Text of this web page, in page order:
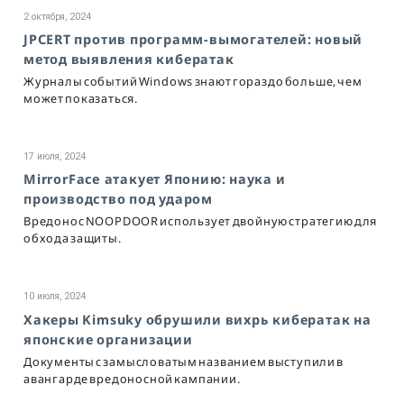
2 октября, 2024
JPCERT против программ-вымогателей: новый
метод выявления кибератак
Журналы событий Windows знают гораздо больше, чем
может показаться.
17 июля, 2024
MirrorFace атакует Японию: наука и
производство под ударом
Вредонос NOOPDOOR использует двойную стратегию для
обхода защиты.
10 июля, 2024
Хакеры Kimsuky обрушили вихрь кибератак на
японские организации
Документы с замысловатым названием выступили в
авангарде вредоносной кампании.